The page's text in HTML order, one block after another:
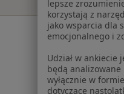
Polityka
Polityka
lepsze
korzystają z
jako wsparcia dla
emocjonalnego i
Udział w ankiecie
będą
wyłącznie w
dotyczące